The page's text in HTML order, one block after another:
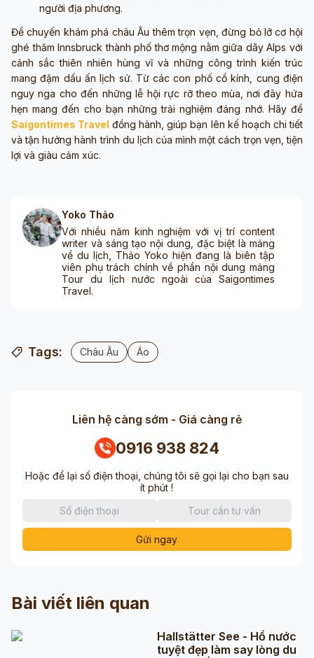
người địa phương.
Để chuyến khám phá châu Âu thêm trọn vẹn, đừng bỏ lỡ cơ hội
ghé thăm Innsbruck thành phố thơ mộng nằm giữa dãy Alps với
cảnh sắc thiên nhiên hùng vĩ và những công trình kiến trúc
mang đậm dấu ấn lịch sử. Từ các con phố cổ kính, cung điện
nguy nga cho đến những lễ hội rực rỡ theo mùa, nơi đây hứa
hẹn mang đến cho bạn những trải nghiệm đáng nhớ. Hãy để
Saigontimes Travel đồng hành, giúp bạn lên kế hoạch chi tiết
và tận hưởng hành trình du lịch của mình một cách trọn vẹn, tiện
lợi và giàu cảm xúc.
Yoko Thảo
Với nhiều năm kinh nghiệm với vị trí content
writer và sáng tạo nội dung, đặc biệt là mảng
về du lịch, Thảo Yoko hiện đang là biên tập
viên phụ trách chính về phần nội dung mảng
Tour du lịch nước ngoài của Saigontimes
Travel.
Tags: Châu Âu Áo
Liên hệ càng sớm - Giá càng rẻ
0916 938 824
Hoặc để lại số điện thoại, chúng tôi sẽ gọi lại cho bạn sau
ít phút !
Gửi ngay
Bài viết liên quan
Hallstätter See - Hồ nước
tuyệt đẹp làm say lòng du